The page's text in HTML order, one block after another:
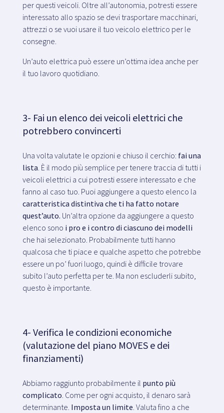
per questi veicoli. Oltre all’autonomia, potresti essere
interessato allo spazio se devi trasportare macchinari,
attrezzi o se vuoi usare il tuo veicolo elettrico per le
consegne.
Un’auto elettrica può essere un’ottima idea anche per
il tuo lavoro quotidiano.
3- Fai un elenco dei veicoli elettrici che
potrebbero convincerti
Una volta valutate le opzioni e chiuso il cerchio: fai una
lista . È il modo più semplice per tenere traccia di tutti i
veicoli elettrici a cui potresti essere interessato e che
fanno al caso tuo. Puoi aggiungere a questo elenco la
caratteristica distintiva che ti ha fatto notare
quest’auto. Un’altra opzione da aggiungere a questo
elenco sono i pro e i contro di ciascuno dei modelli
che hai selezionato. Probabilmente tutti hanno
qualcosa che ti piace e qualche aspetto che potrebbe
essere un po’ fuori luogo, quindi è difficile trovare
subito l’auto perfetta per te. Ma non escluderli subito,
questo è importante.
4- Verifica le condizioni economiche
(valutazione del piano MOVES e dei
finanziamenti)
Abbiamo raggiunto probabilmente il punto più
complicato . Come per ogni acquisto, il denaro sarà
determinante. Imposta un limite . Valuta fino a che